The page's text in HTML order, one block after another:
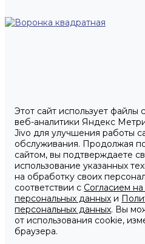
Этот сайт использует файлы
веб-аналитики Яндекс
Jivo для улучшения работы
обслуживания. Продолжая
сайтом, вы подтверждаете
использование указанных
на обработку своих
соответствии с Согласием
персональных данных и
персональных данных. Вы
от использования cookie,
браузера.